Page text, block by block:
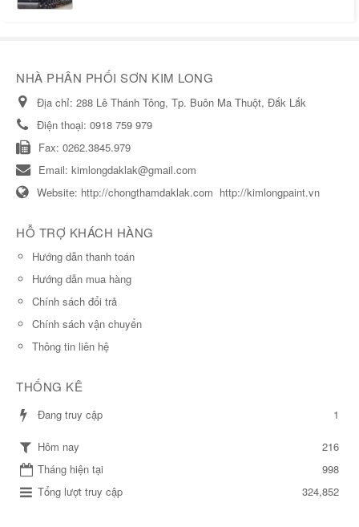
NHÀ PHÂN PHỐI SƠN KIM LONG
Địa chỉ: 288 Lê Thánh Tông, Tp. Buôn Ma Thuột, Đắk Lắk
Điện thoại: 0918 759 979
Fax: 0262.3845.979
Email: kimlongdaklak@gmail.com
Website: http://chongthamdaklak.com http://kimlongpaint.vn
HỖ TRỢ KHÁCH HÀNG
Hướng dẫn thanh toán
Hướng dẫn mua hàng
Chính sách đổi trả
Chính sách vận chuyển
Thông tin liên hệ
THỐNG KÊ
Đang truy cập 1
Hôm nay
216
Tháng hiện tại
998
Tổng lượt truy cập
324,852